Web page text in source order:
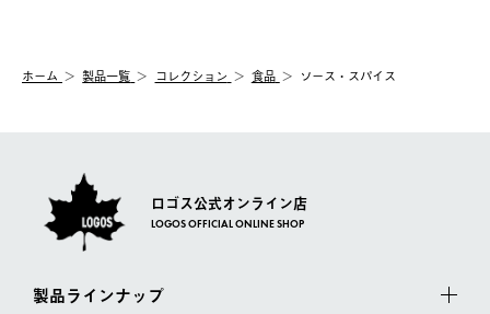
【配送業者】
佐川急便にて配送されます。
一度お手元の商品を返品いただき、ご希望商品を再注文してくだ
ホーム 製品一覧 コレクション 食品 ソース・スパイス
ロゴス公式オンライン店
LOGOS OFFICIAL ONLINE SHOP
製品ラインナップ